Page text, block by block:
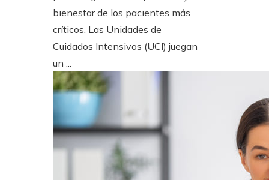
bienestar de los pacientes más
críticos. Las Unidades de
Cuidados Intensivos (UCI) juegan
un ...